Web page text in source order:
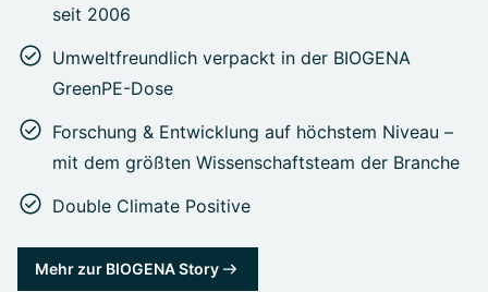
seit 2006
Umweltfreundlich verpackt in der BIOGENA
GreenPE-Dose
Forschung & Entwicklung auf höchstem Niveau –
mit dem größten Wissenschaftsteam der Branche
Double Climate Positive
Mehr zur BIOGENA Story